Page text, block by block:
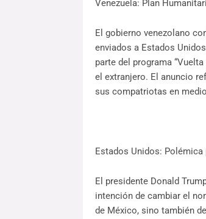
Venezuela: Plan
El gobierno venezolano
enviados a Estados
parte del programa
el extranjero. El anuncio
sus compatriotas en
Estados Unidos:
El presidente Donald
intención de cambiar el
de México, sino también